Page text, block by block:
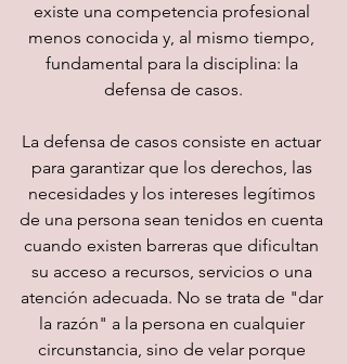
existe una competencia profesional
menos conocida y, al mismo tiempo,
fundamental para la disciplina: la
defensa de casos.
La defensa de casos consiste en actuar
para garantizar que los derechos, las
necesidades y los intereses legítimos
de una persona sean tenidos en cuenta
cuando existen barreras que dificultan
su acceso a recursos, servicios o una
atención adecuada. No se trata de "dar
la razón" a la persona en cualquier
circunstancia, sino de velar porque